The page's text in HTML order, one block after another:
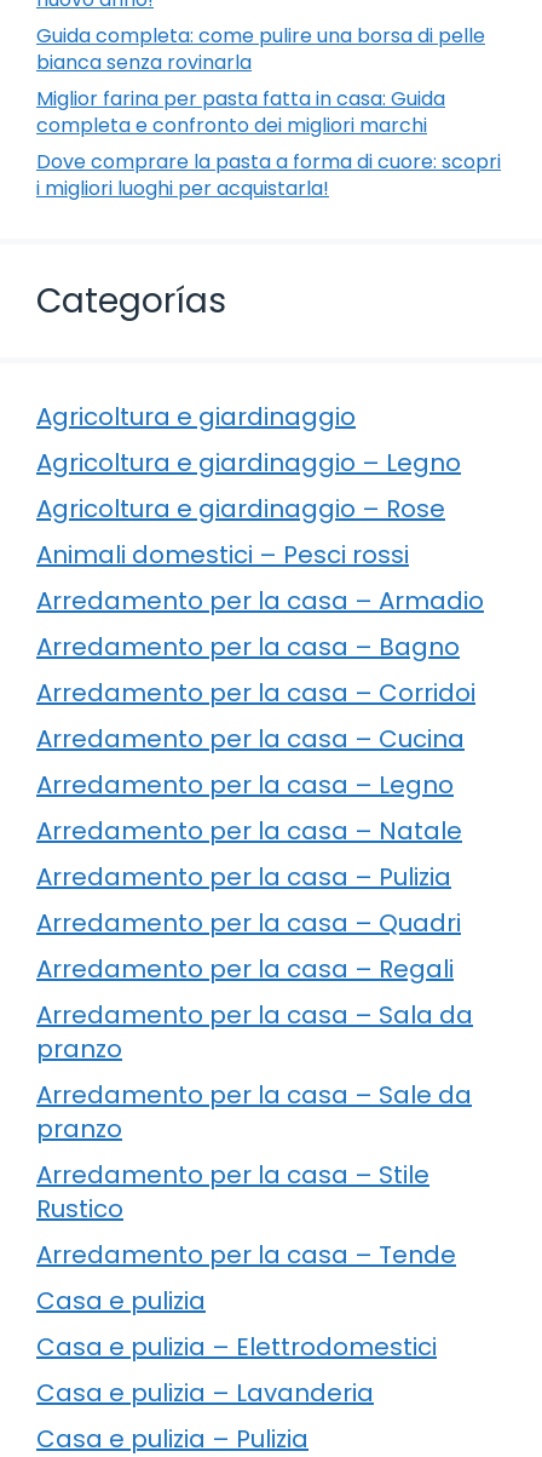
Guida completa: come pulire una borsa di pelle
bianca senza rovinarla
Miglior farina per pasta fatta in casa: Guida
completa e confronto dei migliori marchi
Dove comprare la pasta a forma di cuore: scopri
i migliori luoghi per acquistarla!
Categorías
Agricoltura e giardinaggio
Agricoltura e giardinaggio – Legno
Agricoltura e giardinaggio – Rose
Animali domestici – Pesci rossi
Arredamento per la casa – Armadio
Arredamento per la casa – Bagno
Arredamento per la casa – Corridoi
Arredamento per la casa – Cucina
Arredamento per la casa – Legno
Arredamento per la casa – Natale
Arredamento per la casa – Pulizia
Arredamento per la casa – Quadri
Arredamento per la casa – Regali
Arredamento per la casa – Sala da
pranzo
Arredamento per la casa – Sale da
pranzo
Arredamento per la casa – Stile
Rustico
Arredamento per la casa – Tende
Casa e pulizia
Casa e pulizia – Elettrodomestici
Casa e pulizia – Lavanderia
Casa e pulizia – Pulizia